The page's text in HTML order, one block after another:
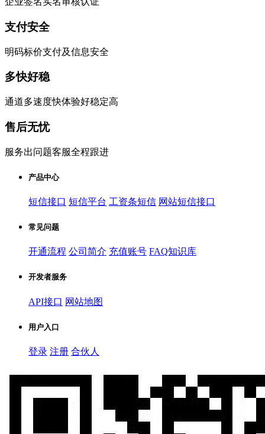
支付安全
明码标价支付及信息安全
多快好稳
通道多速度快体验好稳定高
售后无忧
服务出问题客服全程跟进
产品中心
短信接口 短信平台 工资条短信 网站短信接口
常见问题
开通流程 公司简介 充值账号 FAQ知识库
开发者服务
API接口 网站地图
用户入口
登录 注册 合伙人